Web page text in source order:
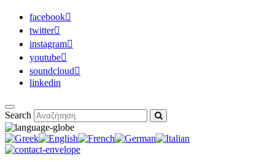
facebook
twitter
instagram
youtube
soundcloud
linkedin
Search